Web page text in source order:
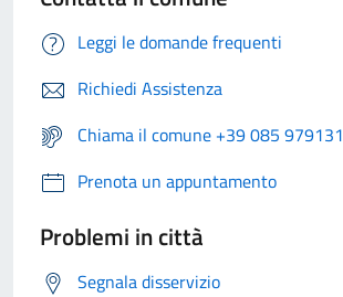
Leggi le domande frequenti
Richiedi Assistenza
Chiama il comune +39 085 979131
Prenota un appuntamento
Problemi in città
Segnala disservizio